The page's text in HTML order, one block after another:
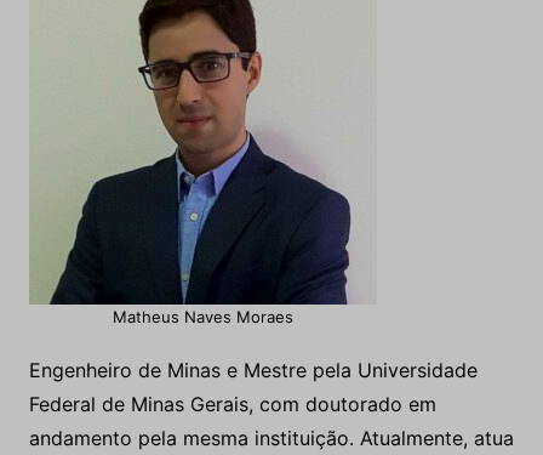
Matheus Naves Moraes
Engenheiro de Minas e Mestre pela Universidade
Federal de Minas Gerais, com doutorado em
andamento pela mesma instituição. Atualmente, atua